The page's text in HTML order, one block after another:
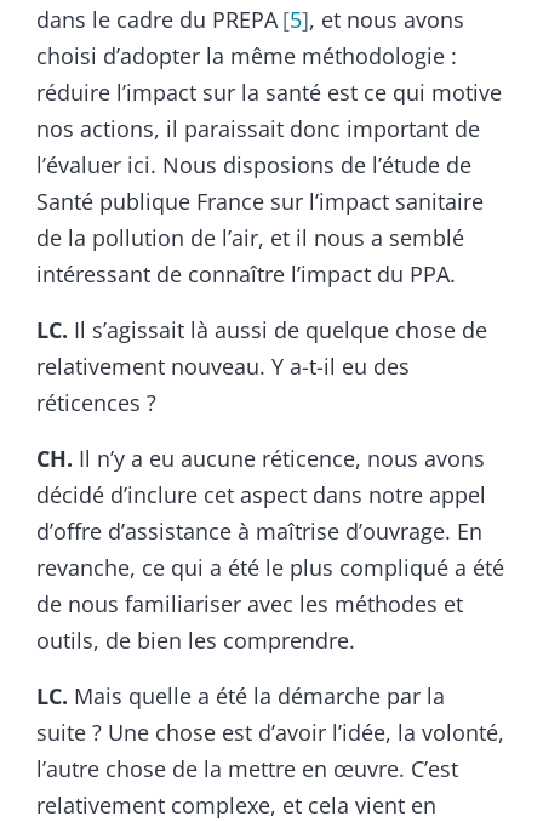
dans le cadre du PREPA 5 , et nous avons
choisi d’adopter la même méthodologie :
réduire l’impact sur la santé est ce qui motive
nos actions, il paraissait donc important de
l’évaluer ici. Nous disposions de l’étude de
Santé publique France sur l’impact sanitaire
de la pollution de l’air, et il nous a semblé
intéressant de connaître l’impact du PPA.
LC. Il s’agissait là aussi de quelque chose de
relativement nouveau. Y a-t-il eu des
réticences ?
CH. Il n’y a eu aucune réticence, nous avons
décidé d’inclure cet aspect dans notre appel
d’offre d’assistance à maîtrise d’ouvrage. En
revanche, ce qui a été le plus compliqué a été
de nous familiariser avec les méthodes et
outils, de bien les comprendre.
LC. Mais quelle a été la démarche par la
suite ? Une chose est d’avoir l’idée, la volonté,
l’autre chose de la mettre en œuvre. C’est
relativement complexe, et cela vient en